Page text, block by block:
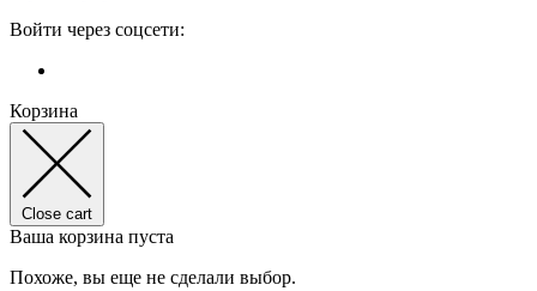
Войти через соцсети:
Корзина
Close cart
Ваша корзина пуста
Похоже, вы еще не сделали выбор.